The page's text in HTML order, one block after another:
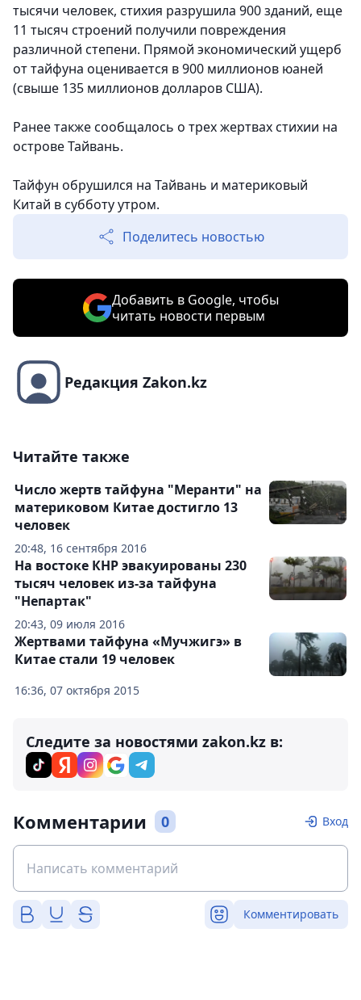
тысячи человек, стихия разрушила 900 зданий, еще
11 тысяч строений получили повреждения
различной степени. Прямой экономический ущерб
от тайфуна оценивается в 900 миллионов юаней
(свыше 135 миллионов долларов США).
Ранее также сообщалось о трех жертвах стихии на
острове Тайвань.
Тайфун обрушился на Тайвань и материковый
Китай в субботу утром.
Поделитесь новостью
Добавить в Google, чтобы
читать новости первым
Редакция Zakon.kz
Читайте также
20:48, 16 сентября 2016
Число жертв тайфуна "Меранти" на
материковом Китае достигло 13
человек
20:43, 09 июля 2016
На востоке КНР эвакуированы 230
тысяч человек из-за тайфуна
"Непартак"
16:36, 07 октября 2015
Жертвами тайфуна «Мучжигэ» в
Китае стали 19 человек
Следите за новостями zakon.kz в:
Комментарии 0 Вход
Комментировать